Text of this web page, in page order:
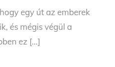
egy út az emberek
és mégis végül a
ez […]